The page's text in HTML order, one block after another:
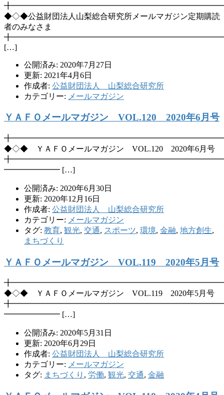
◆◇◆公益財団法人山梨総合研究所メールマガジン定期購読
者のみなさま
[…]
公開済み: 2020年7月27日
更新: 2021年4月6日
作成者: 公益財団法人 山梨総合研究所
カテゴリー: メールマガジン
ＹＡＦＯメールマガジン VOL.120 2020年6月号
◆◇◆ ＹＡＦＯメールマガジン VOL.120 2020年6月号
━━━━━━━ […]
公開済み: 2020年6月30日
更新: 2020年12月16日
作成者: 公益財団法人 山梨総合研究所
カテゴリー: メールマガジン
タグ: 教育, 観光, 交通, スポーツ, 環境, 金融, 地方創生,
まちづくり
ＹＡＦＯメールマガジン VOL.119 2020年5月号
◆◇◆ ＹＡＦＯメールマガジン VOL.119 2020年5月号
━━━━━━━ […]
公開済み: 2020年5月31日
更新: 2020年6月29日
作成者: 公益財団法人 山梨総合研究所
カテゴリー: メールマガジン
タグ: まちづくり , 労働, 観光, 交通, 金融